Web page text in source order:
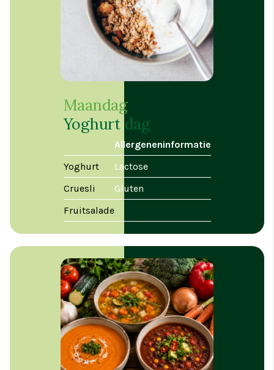
Maandag
Yoghurt dag
Allergeneninformatie
Yoghurt
Lactose
Cruesli
Gluten
Fruitsalade